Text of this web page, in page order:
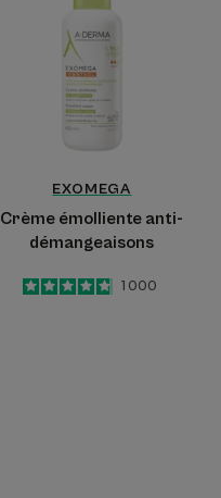
anti-
démangeaisons
EXOMEGA
Crème émolliente anti-
démangeaisons
4.8
/5
1 000